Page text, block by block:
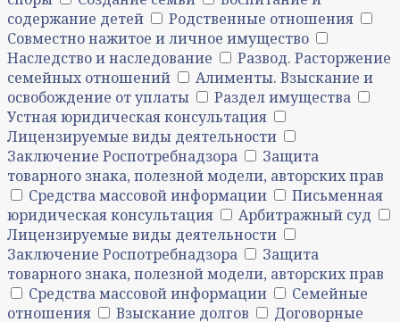
содержание детей
Родственные отношения
Совместно нажитое и личное имущество
Наследство и наследование
Развод. Расторжение
семейных отношений
Алименты. Взыскание и
освобождение от уплаты
Раздел имущества
Устная юридическая консультация
Лицензируемые виды деятельности
Заключение Роспотребнадзора
Защита
товарного знака, полезной модели, авторских прав
Средства массовой информации
Письменная
юридическая консультация
Арбитражный суд
Лицензируемые виды деятельности
Заключение Роспотребнадзора
Защита
товарного знака, полезной модели, авторских прав
Средства массовой информации
Семейные
отношения
Взыскание долгов
Договорные